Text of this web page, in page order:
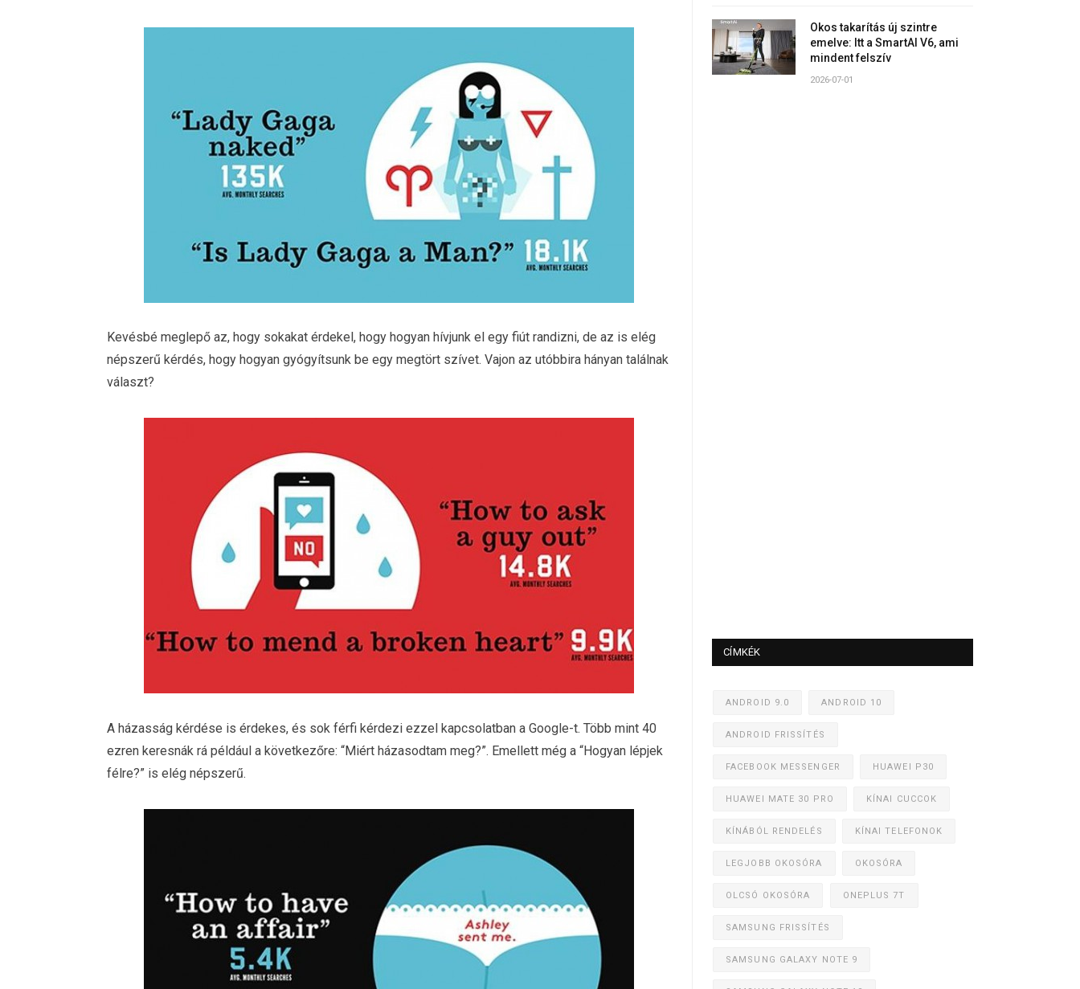
Kevésbé meglepő az, hogy sokakat érdekel, hogy hogyan hívjunk el egy fiút randizni, de az is elég
népszerű kérdés, hogy hogyan gyógyítsunk be egy megtört szívet. Vajon az utóbbira hányan találnak
választ?
A házasság kérdése is érdekes, és sok férfi kérdezi ezzel kapcsolatban a Google-t. Több mint 40
ezren keresnák rá például a következőre: “Miért házasodtam meg?”. Emellett még a “Hogyan lépjek
félre?” is elég népszerű.
Okos takarítás új szintre
emelve: Itt a SmartAI V6, ami
mindent felszív
2026-07-01
CÍMKÉK
ANDROID 9.0 ANDROID 10
ANDROID FRISSÍTÉS
FACEBOOK MESSENGER HUAWEI P30
HUAWEI MATE 30 PRO KÍNAI CUCCOK
KÍNÁBÓL RENDELÉS KÍNAI TELEFONOK
LEGJOBB OKOSÓRA OKOSÓRA
OLCSÓ OKOSÓRA ONEPLUS 7T
SAMSUNG FRISSÍTÉS
SAMSUNG GALAXY NOTE 9